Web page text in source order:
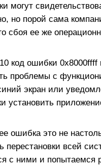
могут
но порой сама
сбоя ее же
код ошибки
проблемы с
экран или
установить
ошибка это не
перестановки всей
с ними и попытаемся